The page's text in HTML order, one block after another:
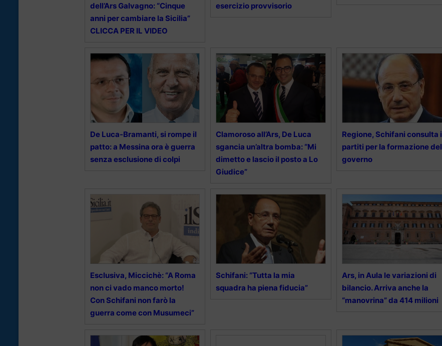
dell’Ars Galvagno: “Cinque
anni per cambiare la Sicilia”
CLICCA PER IL VIDEO
esercizio provvisorio
De Luca-Bramanti, si rompe il
patto: a Messina ora è guerra
senza esclusione di colpi
Clamoroso all’Ars, De Luca
sgancia un’altra bomba: “Mi
dimetto e lascio il posto a Lo
Giudice”
Regione, Schifani consulta i
partiti per la formazione del
governo
Esclusiva, Miccichè: “A Roma
non ci vado manco morto!
Con Schifani non farò la
guerra come con Musumeci”
Schifani: “Tutta la mia
squadra ha piena fiducia”
Ars, in Aula le variazioni di
bilancio. Arriva anche la
“manovrina” da 414 milioni